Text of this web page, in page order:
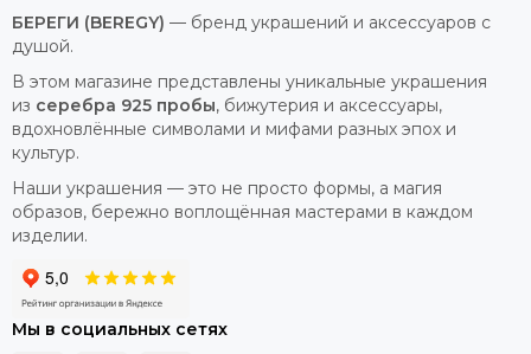
БЕРЕГИ (BEREGY) — бренд украшений и аксессуаров с
душой.
В этом магазине представлены уникальные украшения
из серебра 925 пробы, бижутерия и аксессуары,
вдохновлённые символами и мифами разных эпох и
культур.
Наши украшения — это не просто формы, а магия
образов, бережно воплощённая мастерами в каждом
изделии.
Мы в социальных сетях